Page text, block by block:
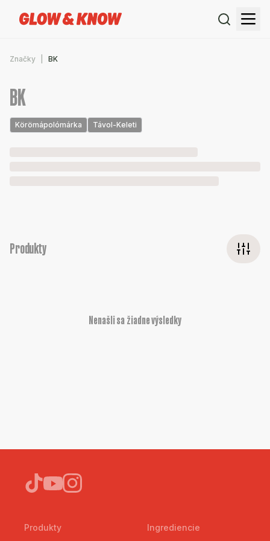
Značky BK
BK
Körömápolómárka Távol-Keleti
Produkty
Nenašli sa žiadne výsledky
Produkty Ingrediencie